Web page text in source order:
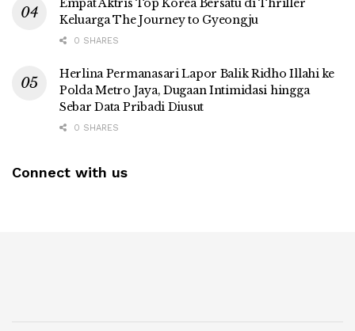
Empat Aktris Top Korea Bersatu di Thriller
Keluarga The Journey to Gyeongju
0 SHARES
Herlina Permanasari Lapor Balik Ridho Illahi ke
Polda Metro Jaya, Dugaan Intimidasi hingga
Sebar Data Pribadi Diusut
0 SHARES
Connect with us